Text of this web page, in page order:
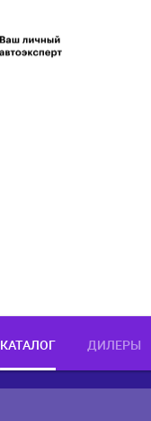
КАТАЛОГ ДИЛЕРЫ